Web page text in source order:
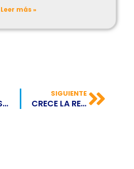
Leer más »
NOVEDADES EN LOS AUDIOS DE WHATSAPP
SIGUIENTE
CRECE LA RECAUDACIÓN IMPOSITIVA EN BOLIVIA